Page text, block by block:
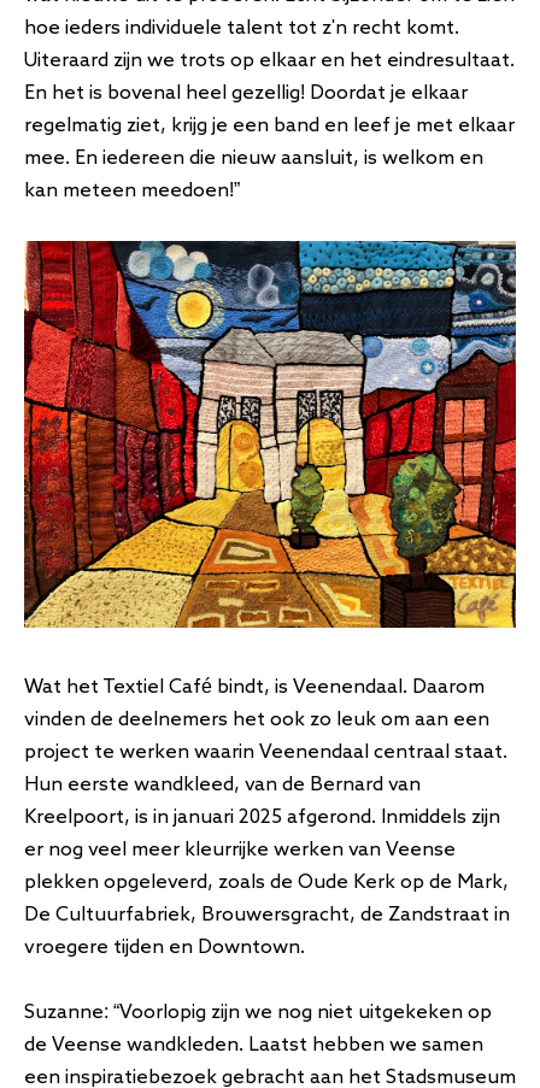
hoe ieders individuele talent tot z'n recht komt.
Uiteraard zijn we trots op elkaar en het eindresultaat.
En het is bovenal heel gezellig! Doordat je elkaar
regelmatig ziet, krijg je een band en leef je met elkaar
mee. En iedereen die nieuw aansluit, is welkom en
kan meteen meedoen!”
Wat het Textiel Café bindt, is Veenendaal. Daarom
vinden de deelnemers het ook zo leuk om aan een
project te werken waarin Veenendaal centraal staat.
Hun eerste wandkleed, van de Bernard van
Kreelpoort, is in januari 2025 afgerond. Inmiddels zijn
er nog veel meer kleurrijke werken van Veense
plekken opgeleverd, zoals de Oude Kerk op de Mark,
De Cultuurfabriek, Brouwersgracht, de Zandstraat in
vroegere tijden en Downtown.
Suzanne: “Voorlopig zijn we nog niet uitgekeken op
de Veense wandkleden. Laatst hebben we samen
een inspiratiebezoek gebracht aan het Stadsmuseum